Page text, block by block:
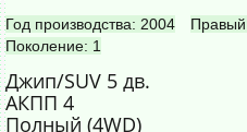
Год производства: 2004
Поколение: 1
Джип/SUV 5 дв.
АКПП 4
Полный (4WD)